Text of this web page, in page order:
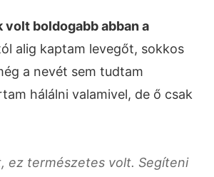
volt boldogabb abban a
alig kaptam levegőt, sokkos
a nevét sem tudtam
hálálni valamivel, de ő csak
ez természetes volt. Segíteni